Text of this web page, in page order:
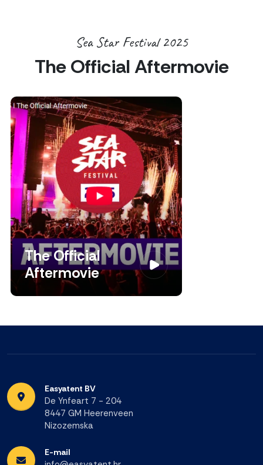
Sea Star Festival 2025
The Official Aftermovie
The Official
Aftermovie
Easyatent BV
De Ynfeart 7 - 204
8447 GM Heerenveen
Nizozemska
E-mail